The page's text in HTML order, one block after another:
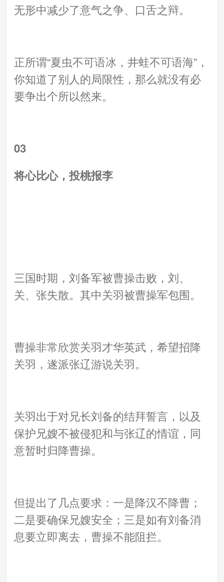
无形中减少了意气之争、口舌之辩。
正所谓“夏虫不可语冰，井蛙不可语海”，
你知道了别人的局限性，那么就没有必
要争出个所以然来。
03
将心比心，投桃报李
三国时期，刘备军被曹操击败，刘、
关、张失散。其中关羽被曹操军包围。
曹操非常欣赏关羽才华英武，希望招降
关羽，遂派张辽游说关羽。
关羽出于对兄长刘备的结拜誓言，以及
保护兄嫂不被侵犯和与张辽的情谊，同
意暂时归降曹操。
但提出了几点要求：一是降汉不降曹；
二是要确保兄嫂安全；三是如有刘备消
息要立即离去，曹操不能阻拦。